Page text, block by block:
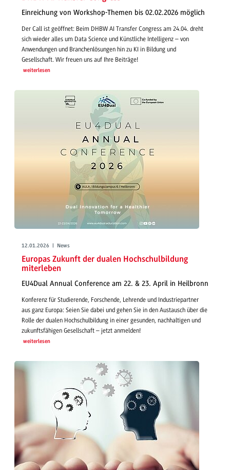
Einreichung von Workshop-Themen bis 02.02.2026 möglich
Der Call ist geöffnet: Beim DHBW AI Transfer Congress am 24.04. dreht
sich wieder alles um Data Science und Künstliche Intelligenz – von
Anwendungen und Branchenlösungen hin zu KI in Bildung und
Gesellschaft. Wir freuen uns auf Ihre Beiträge!
weiterlesen
12.01.2026 | News
Europas Zukunft der dualen Hochschulbildung
miterleben
EU4Dual Annual Conference am 22. & 23. April in Heilbronn
Konferenz für Studierende, Forschende, Lehrende und Industriepartner
aus ganz Europa: Seien Sie dabei und gehen Sie in den Austausch über die
Rolle der dualen Hochschulbildung in einer gesunden, nachhaltigen und
zukunftsfähigen Gesellschaft – jetzt anmelden!
weiterlesen